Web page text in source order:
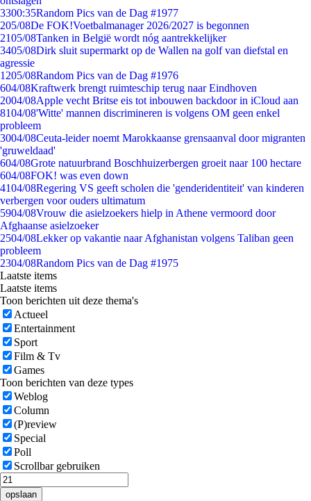
3300:35Random Pics van de Dag #1977
205/08De FOK!Voetbalmanager 2026/2027 is begonnen
2105/08Tanken in België wordt nóg aantrekkelijker
3405/08Dirk sluit supermarkt op de Wallen na golf van diefstal en
agressie
1205/08Random Pics van de Dag #1976
604/08Kraftwerk brengt ruimteschip terug naar Eindhoven
2004/08Apple vecht Britse eis tot inbouwen backdoor in iCloud aan
8104/08'Witte' mannen discrimineren is volgens OM geen enkel
probleem
3004/08Ceuta-leider noemt Marokkaanse grensaanval door migranten
'gruweldaad'
604/08Grote natuurbrand Boschhuizerbergen groeit naar 100 hectare
604/08FOK! was even down
4104/08Regering VS geeft scholen die 'genderidentiteit' van kinderen
verbergen voor ouders ultimatum
5904/08Vrouw die asielzoekers hielp in Athene vermoord door
Afghaanse asielzoeker
2504/08Lekker op vakantie naar Afghanistan volgens Taliban geen
probleem
2304/08Random Pics van de Dag #1975
Laatste items
Laatste items
Toon berichten uit deze thema's
Actueel
Entertainment
Sport
Film & Tv
Games
Toon berichten van deze types
Weblog
Column
(P)review
Special
Poll
Scrollbar gebruiken
opslaan